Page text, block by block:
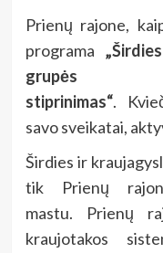
Prienų rajone,
programa
grupės
stiprinimas“.
savo sveikatai,
Širdies ir
tik Prienų
mastu. Prienų
kraujotakos